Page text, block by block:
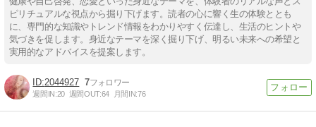
ピリチュアルな視点から掘り下げます。読者の心に響く生の体験ととも
に、専門的な知識やトレンド情報をわかりやすく伝達し、生活のヒントや
気づきを促します。身近なテーマを深く掘り下げ、明るい未来への希望と
実用的なアドバイスを提案します。
2044927 7
週間IN:20 週間OUT:64 月間IN:76